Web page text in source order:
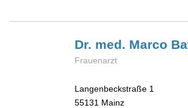
Dr. med. Marco
Frauenarzt
Langenbeckstraße 1
55131 Mainz